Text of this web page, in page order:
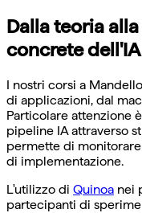
Dalla teoria
concrete dell'IA
I nostri corsi a
di applicazioni, dal
Particolare attenzione
pipeline IA attraverso
permette di
di implementazione.
L'utilizzo di Quinoa nei
partecipanti di